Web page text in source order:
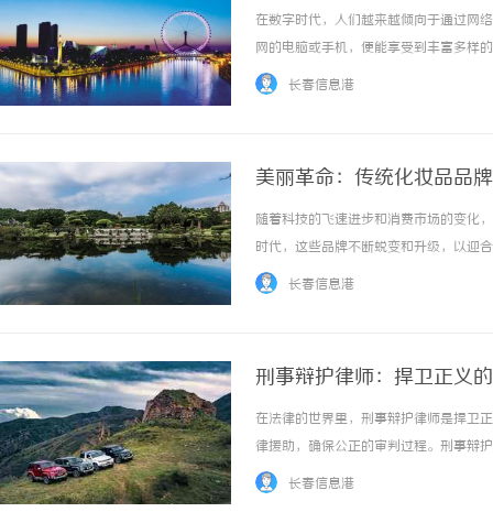
在数字时代，人们越来越倾向于通过网
网的电脑或手机，便能享受到丰富多样
3686影院免费提供各种热门大片的在
长春信息港
美丽革命：传统化妆品品
随着科技的飞速进步和消费市场的变化
时代，这些品牌不断蜕变和升级，以迎
应用，实现了企业的数字化升级和产业
长春信息港
刑事辩护律师：捍卫正义
在法律的世界里，刑事辩护律师是捍卫
律援助，确保公正的审判过程。刑事辩
息，并准备有效的辩护策略。他们必须
长春信息港